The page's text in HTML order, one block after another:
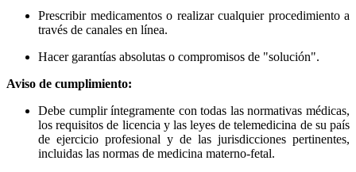
Prescribir medicamentos o realizar cualquier procedimiento a
través de canales en línea.
Hacer garantías absolutas o compromisos de "solución".
Aviso de cumplimiento:
Debe cumplir íntegramente con todas las normativas médicas,
los requisitos de licencia y las leyes de telemedicina de su país
de ejercicio profesional y de las jurisdicciones pertinentes,
incluidas las normas de medicina materno-fetal.